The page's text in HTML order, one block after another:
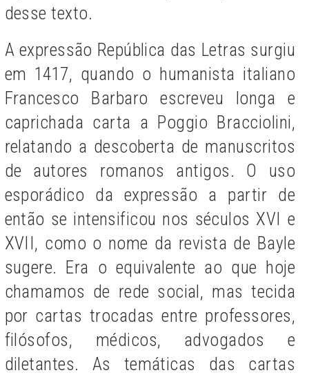
desse texto.
A expressão República das Letras surgiu
em 1417, quando o humanista italiano
Francesco Barbaro escreveu longa e
caprichada carta a Poggio Bracciolini,
relatando a descoberta de manuscritos
de autores romanos antigos. O uso
esporádico da expressão a partir de
então se intensificou nos séculos XVI e
XVII, como o nome da revista de Bayle
sugere. Era o equivalente ao que hoje
chamamos de rede social, mas tecida
por cartas trocadas entre professores,
filósofos, médicos, advogados e
diletantes. As temáticas das cartas